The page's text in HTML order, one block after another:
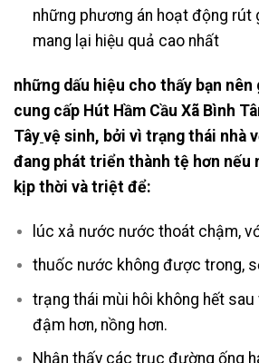
những phương án hoạt động rút
mang lại hiệu quả cao nhất
những dấu hiệu cho thấy bạn nên
cung cấp Hút Hầm Cầu Xã Bình
Tây vệ sinh, bởi vì trạng thái nhà
đang phát triển thành tệ hơn nếu
kịp thời và triệt để:
lúc xả nước nước thoát chậm,
thuốc nước không được trong,
trạng thái mùi hôi không hết sau
đậm hơn, nồng hơn.
Nhận thấy các trục đường ống